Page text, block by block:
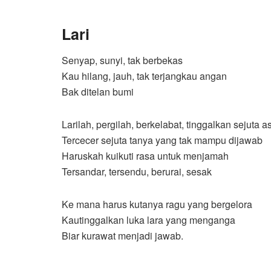
Lari
Senyap, sunyi, tak berbekas
Kau hilang, jauh, tak terjangkau angan
Bak ditelan bumi
Larilah, pergilah, berkelabat, tinggalkan sejuta
Tercecer sejuta tanya yang tak mampu dijawab
Haruskah kuikuti rasa untuk menjamah
Tersandar, tersendu, berurai, sesak
Ke mana harus kutanya ragu yang bergelora
Kautinggalkan luka lara yang menganga
Biar kurawat menjadi jawab.